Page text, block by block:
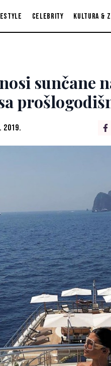
Celebrity Kultura &
sunčane
2019.